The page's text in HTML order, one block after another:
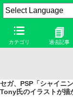
カテゴリ 過去記事
セガ、PSP「シャイニ
Tony氏のイラストが描